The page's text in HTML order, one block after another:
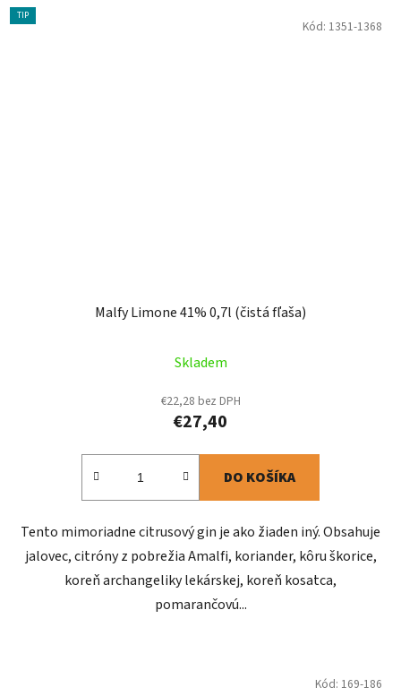
TIP
Malfy Limone 41% 0,7l (čistá fľaša)
Skladem
€22,28 bez DPH
€27,40
DO KOŠÍKA
Tento mimoriadne citrusový gin je ako žiaden iný. Obsahuje
jalovec, citróny z pobrežia Amalfi, koriander, kôru škorice,
koreň archangeliky lekárskej, koreň kosatca,
pomarančovú...
Kód: 1351-1368
Kód: 169-186